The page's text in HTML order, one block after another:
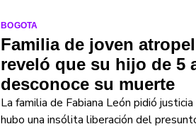
BOGOTA
Familia de joven
reveló que su hijo de 5
desconoce su muerte
La familia de Fabiana León pidió
hubo una insólita liberación del